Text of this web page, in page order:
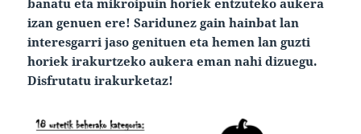
banatu eta mikroipuin horiek entzuteko aukera
izan genuen ere! Saridunez gain hainbat lan
interesgarri jaso genituen eta hemen lan guzti
horiek irakurtzeko aukera eman nahi dizuegu.
Disfrutatu irakurketaz!